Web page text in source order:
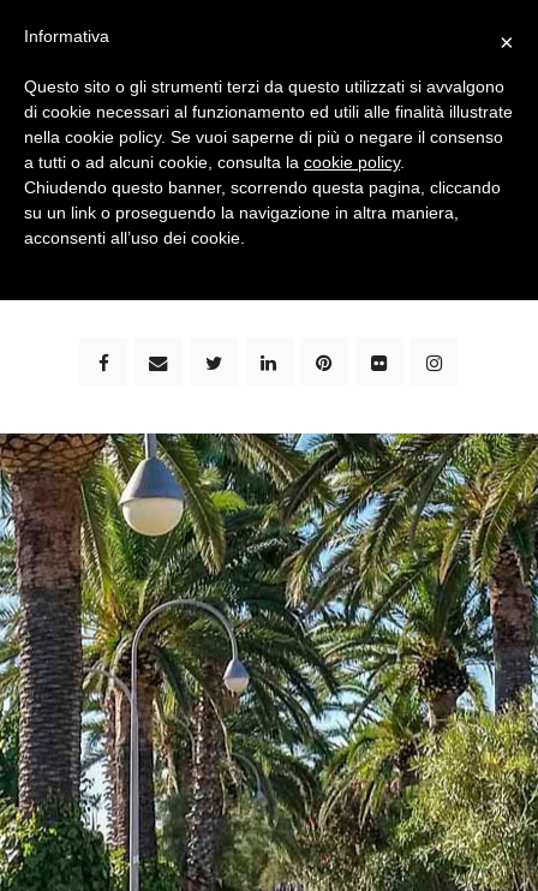
bimbi e viaggi - family travel blog: community #1 in
×
Informativa
Questo sito o gli strumenti terzi da questo utilizzati si avvalgono
di cookie necessari al funzionamento ed utili alle finalità illustrate
nella cookie policy. Se vuoi saperne di più o negare il consenso
a tutti o ad alcuni cookie, consulta la cookie policy.
Chiudendo questo banner, scorrendo questa pagina, cliccando
su un link o proseguendo la navigazione in altra maniera,
acconsenti all’uso dei cookie.